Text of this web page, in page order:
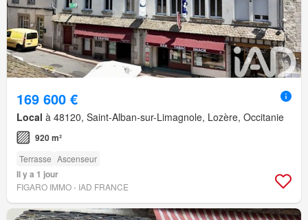
169 600 €
Local à 48120, Saint-Alban-sur-Limagnole, Lozère, Occitanie
920 m²
Terrasse Ascenseur
Il y a 1 jour
FIGARO IMMO - IAD FRANCE